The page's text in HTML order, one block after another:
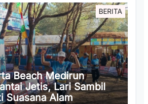
BERITA
Beach Medirun
Jetis, Lari Sambil
Suasana Alam